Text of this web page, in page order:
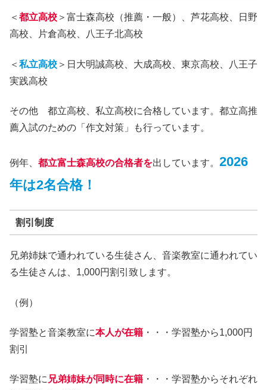
＜ 都立高校 ＞富士森高校（推薦・一般）、芦花高校、日野
高校、片倉高校、八王子北高校
＜ 私立高校 ＞日大明誠高校、大成高校、東京高校、八王子
実践高校
その他 都立高校、私立高校に合格しています。都立高推
薦入試のための「作文対策」も行っています。
例年、 都立富士森高校の合格者を出しています。 2026
年は2名合格！
割引制度
兄弟姉妹で通われている生徒さん、音楽教室に通われてい
る生徒さんは、1,000円割引致します。
（例）
学習塾と音楽教室に本人が在籍 ・・・学習塾から1,000円
割引
学習塾に兄弟姉妹が同時に在籍 ・・・学習塾からそれぞれ